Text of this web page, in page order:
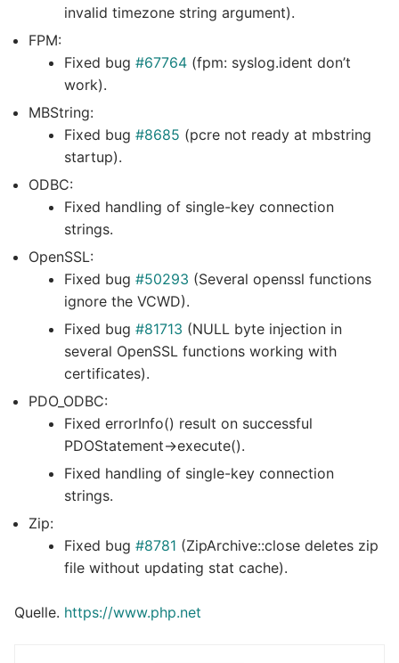
invalid timezone string argument).
FPM:
Fixed bug #67764 (fpm: syslog.ident don’t
work).
MBString:
Fixed bug #8685 (pcre not ready at mbstring
startup).
ODBC:
Fixed handling of single-key connection
strings.
OpenSSL:
Fixed bug #50293 (Several openssl functions
ignore the VCWD).
Fixed bug #81713 (NULL byte injection in
several OpenSSL functions working with
certificates).
PDO_ODBC:
Fixed errorInfo() result on successful
PDOStatement->execute().
Fixed handling of single-key connection
strings.
Zip:
Fixed bug #8781 (ZipArchive::close deletes zip
file without updating stat cache).
Quelle. https://www.php.net